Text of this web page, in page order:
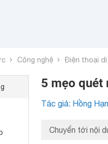
Công nghệ Điện thoại
5 mẹo quét
Tác giả: Hồng
Chuyển tới nội